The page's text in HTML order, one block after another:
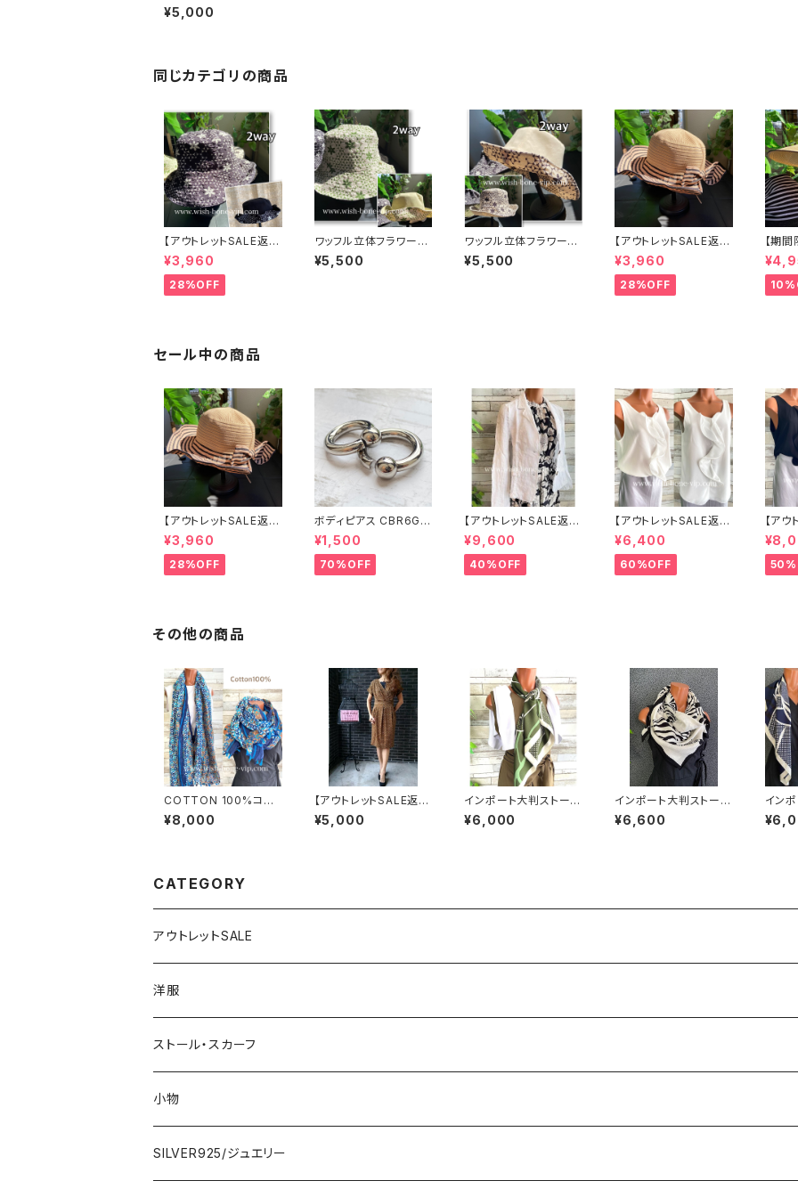
交換不可8/20まで】イ
タリア RINASCIMENT
LE返品交換不可】
¥5,000
同じカテゴリの商品
【アウトレットSALE返品
交換不可8/20まで】ワ
ッフル立体フラワー＆無
地 2way リバーシブル
ハット・ワイヤー入り変
¥3,960
28%OFF
ワッフル立体フラワー＆
無地 2way リバーシブ
ルハット・ワイヤー入り
¥5,500
ワッフル立体フラワー＆
無地 2way リバーシブ
ルハット・ワイヤー入り
¥5,500
【アウトレットSALE返品
交換不可8/20まで】つ
ば広サマーハット・通気
性・軽量 ワイヤー入り
ハット ボーダー＆BIGリ
¥3,960
28%OFF
【期
ば広サ
バイ
替え
紫外
セール中の商品
【アウトレットSALE返品
交換不可8/20まで】つ
ば広サマーハット・通気
性・軽量 ワイヤー入り
ハット ボーダー＆BIGリ
¥3,960
28%OFF
ボディピアス CBR6G
両耳2個セット 1ボール
ネジ式 簡単脱着 サー
ジカルステンレス NY直
輸入
¥1,500
70%OFF
【アウトレットSALE返品
交換不可8/20まで】イ
タリア製サマージャケッ
ト｜Made in ITALY｜
リネン麻 飾りエリ ジャ
¥9,600
40%OFF
【アウトレットSALE返品
交換不可8/20まで】イ
タリア製 CASADEILU
CA ITALY｜前フリル＆
BIGフリルトップス /ホワ
¥6,400
60%OFF
【ア
交換
タリ
CA ITALY｜前フリル＆
BIGフ
その他の商品
COTTON 100%コット
ン 夏のストール インポ
ート大判・ロングストー
¥8,000
【アウトレットSALE返品
交換不可8/20まで】フ
ランス製インポートワン
¥5,000
インポート大判ストール
90cm 大判スクエア Si
lk Feeling おしゃれス
¥6,000
インポート大判ストール
＆90cmスクエア モノト
ーンスカーフ｜ホワイト
¥6,600
イン
90cm
lk
CATEGORY
アウトレットSALE
1000円
2000円
3000円
5000円
洋服
インポートワンピース
ロング・マキシ
ひざ・ミディ
トップス・カーディガン・アウター
カーディガン
スカート・パンツ
ストール・スカーフ
大判ストール・ロングスカーフ
小さめスカーフ
小物
SILVER925/ジュエリー